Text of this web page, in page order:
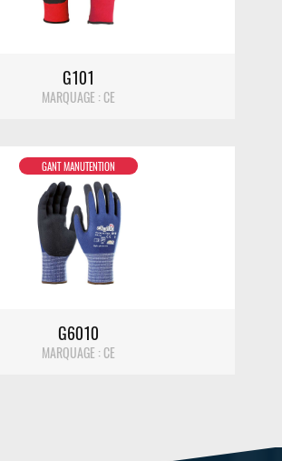
G101
MARQUAGE : CE
DÉTAIL
GANT MANUTENTION
G6010
MARQUAGE : CE